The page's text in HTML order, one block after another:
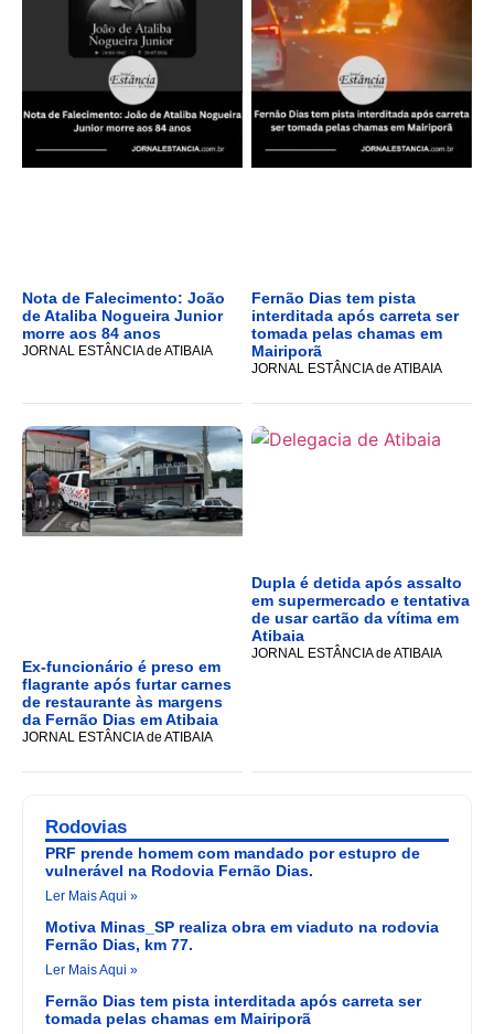
Nota de Falecimento: João
de Ataliba Nogueira Junior
morre aos 84 anos
JORNAL ESTÂNCIA de ATIBAIA
Fernão Dias tem pista
interditada após carreta ser
tomada pelas chamas em
Mairiporã
JORNAL ESTÂNCIA de ATIBAIA
Ex-funcionário é preso em
flagrante após furtar carnes
de restaurante às margens
da Fernão Dias em Atibaia
JORNAL ESTÂNCIA de ATIBAIA
Dupla é detida após assalto
em supermercado e tentativa
de usar cartão da vítima em
Atibaia
JORNAL ESTÂNCIA de ATIBAIA
Rodovias
PRF prende homem com mandado por estupro de
vulnerável na Rodovia Fernão Dias.
Ler Mais Aqui »
Motiva Minas_SP realiza obra em viaduto na rodovia
Fernão Dias, km 77.
Ler Mais Aqui »
Fernão Dias tem pista interditada após carreta ser
tomada pelas chamas em Mairiporã